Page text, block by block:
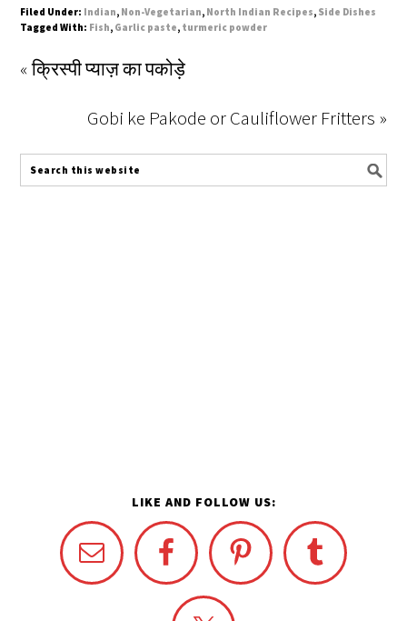
Filed Under: Indian, Non-Vegetarian, North Indian Recipes, Side Dishes
Tagged With: Fish, Garlic paste, turmeric powder
« क्रिस्पी प्याज़ का पकोड़े
Gobi ke Pakode or Cauliflower Fritters »
LIKE AND FOLLOW US: